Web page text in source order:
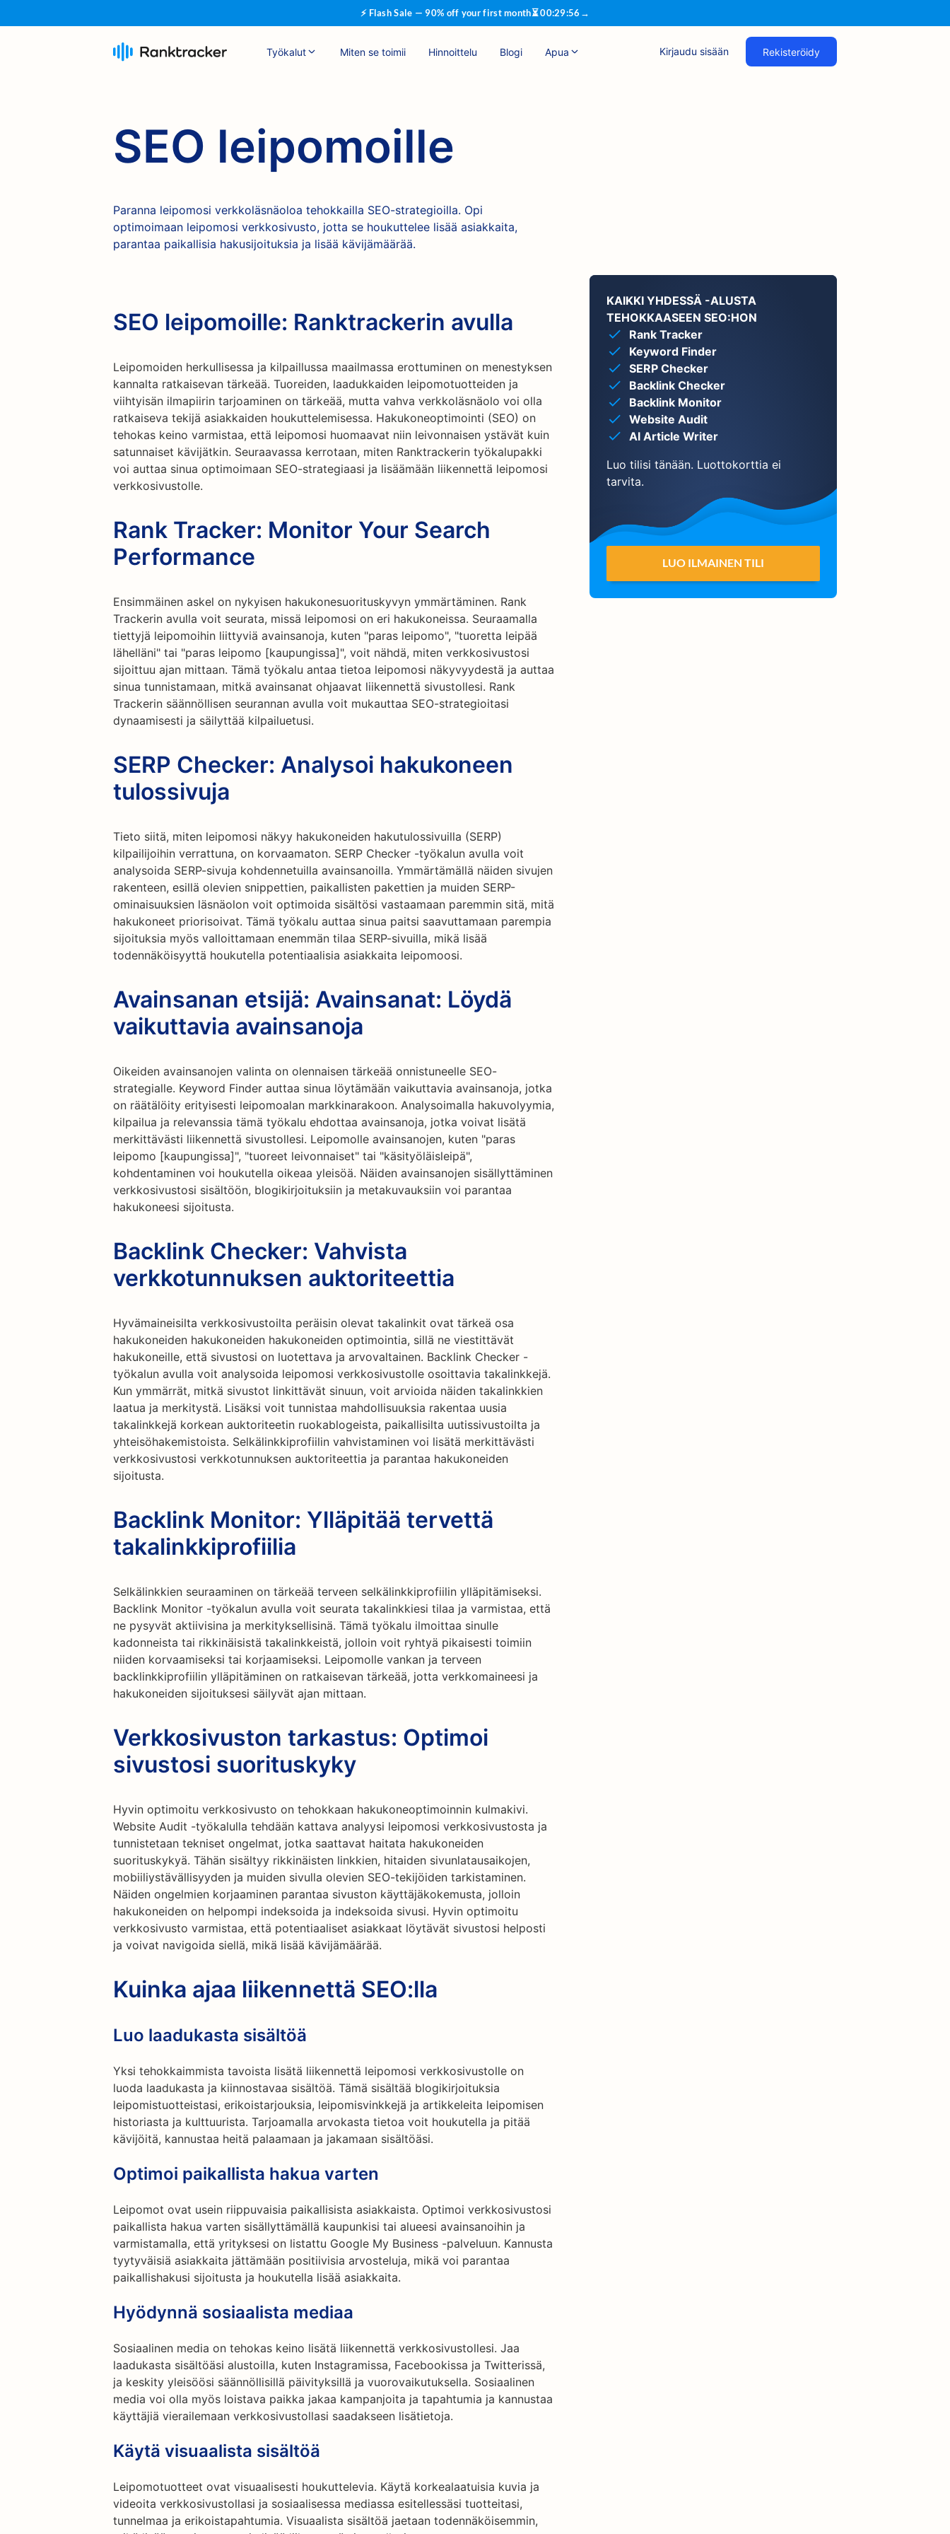
⚡ Flash Sale — 90% off your first month⏳00:29:55 →
Työkalut Miten se toimii Hinnoittelu Blogi Apua Kirjaudu sisään Rekisteröidy
SEO leipomoille
Paranna leipomosi verkkoläsnäoloa tehokkailla SEO-strategioilla. Opi
optimoimaan leipomosi verkkosivusto, jotta se houkuttelee lisää asiakkaita,
parantaa paikallisia hakusijoituksia ja lisää kävijämäärää.
SEO leipomoille: Ranktrackerin avulla
Leipomoiden herkullisessa ja kilpaillussa maailmassa erottuminen on menestyksen
kannalta ratkaisevan tärkeää. Tuoreiden, laadukkaiden leipomotuotteiden ja
viihtyisän ilmapiirin tarjoaminen on tärkeää, mutta vahva verkkoläsnäolo voi olla
ratkaiseva tekijä asiakkaiden houkuttelemisessa. Hakukoneoptimointi (SEO) on
tehokas keino varmistaa, että leipomosi huomaavat niin leivonnaisen ystävät kuin
satunnaiset kävijätkin. Seuraavassa kerrotaan, miten Ranktrackerin työkalupakki
voi auttaa sinua optimoimaan SEO-strategiaasi ja lisäämään liikennettä leipomosi
verkkosivustolle.
Rank Tracker: Monitor Your Search
Performance
Ensimmäinen askel on nykyisen hakukonesuorituskyvyn ymmärtäminen. Rank
Trackerin avulla voit seurata, missä leipomosi on eri hakukoneissa. Seuraamalla
tiettyjä leipomoihin liittyviä avainsanoja, kuten "paras leipomo", "tuoretta leipää
lähelläni" tai "paras leipomo [kaupungissa]", voit nähdä, miten verkkosivustosi
sijoittuu ajan mittaan. Tämä työkalu antaa tietoa leipomosi näkyvyydestä ja auttaa
sinua tunnistamaan, mitkä avainsanat ohjaavat liikennettä sivustollesi. Rank
Trackerin säännöllisen seurannan avulla voit mukauttaa SEO-strategioitasi
dynaamisesti ja säilyttää kilpailuetusi.
SERP Checker: Analysoi hakukoneen
tulossivuja
Tieto siitä, miten leipomosi näkyy hakukoneiden hakutulossivuilla (SERP)
kilpailijoihin verrattuna, on korvaamaton. SERP Checker -työkalun avulla voit
analysoida SERP-sivuja kohdennetuilla avainsanoilla. Ymmärtämällä näiden sivujen
rakenteen, esillä olevien snippettien, paikallisten pakettien ja muiden SERP-
ominaisuuksien läsnäolon voit optimoida sisältösi vastaamaan paremmin sitä, mitä
hakukoneet priorisoivat. Tämä työkalu auttaa sinua paitsi saavuttamaan parempia
sijoituksia myös valloittamaan enemmän tilaa SERP-sivuilla, mikä lisää
todennäköisyyttä houkutella potentiaalisia asiakkaita leipomoosi.
Avainsanan etsijä: Avainsanat: Löydä
vaikuttavia avainsanoja
Oikeiden avainsanojen valinta on olennaisen tärkeää onnistuneelle SEO-
strategialle. Keyword Finder auttaa sinua löytämään vaikuttavia avainsanoja, jotka
on räätälöity erityisesti leipomoalan markkinarakoon. Analysoimalla hakuvolyymia,
kilpailua ja relevanssia tämä työkalu ehdottaa avainsanoja, jotka voivat lisätä
merkittävästi liikennettä sivustollesi. Leipomolle avainsanojen, kuten "paras
leipomo [kaupungissa]", "tuoreet leivonnaiset" tai "käsityöläisleipä",
kohdentaminen voi houkutella oikeaa yleisöä. Näiden avainsanojen sisällyttäminen
verkkosivustosi sisältöön, blogikirjoituksiin ja metakuvauksiin voi parantaa
hakukoneesi sijoitusta.
Backlink Checker: Vahvista
verkkotunnuksen auktoriteettia
Hyvämaineisilta verkkosivustoilta peräisin olevat takalinkit ovat tärkeä osa
hakukoneiden hakukoneiden hakukoneiden optimointia, sillä ne viestittävät
hakukoneille, että sivustosi on luotettava ja arvovaltainen. Backlink Checker -
työkalun avulla voit analysoida leipomosi verkkosivustolle osoittavia takalinkkejä.
Kun ymmärrät, mitkä sivustot linkittävät sinuun, voit arvioida näiden takalinkkien
laatua ja merkitystä. Lisäksi voit tunnistaa mahdollisuuksia rakentaa uusia
takalinkkejä korkean auktoriteetin ruokablogeista, paikallisilta uutissivustoilta ja
yhteisöhakemistoista. Selkälinkkiprofiilin vahvistaminen voi lisätä merkittävästi
verkkosivustosi verkkotunnuksen auktoriteettia ja parantaa hakukoneiden
sijoitusta.
Backlink Monitor: Ylläpitää tervettä
takalinkkiprofiilia
Selkälinkkien seuraaminen on tärkeää terveen selkälinkkiprofiilin ylläpitämiseksi.
Backlink Monitor -työkalun avulla voit seurata takalinkkiesi tilaa ja varmistaa, että
ne pysyvät aktiivisina ja merkityksellisinä. Tämä työkalu ilmoittaa sinulle
kadonneista tai rikkinäisistä takalinkkeistä, jolloin voit ryhtyä pikaisesti toimiin
niiden korvaamiseksi tai korjaamiseksi. Leipomolle vankan ja terveen
backlinkkiprofiilin ylläpitäminen on ratkaisevan tärkeää, jotta verkkomaineesi ja
hakukoneiden sijoituksesi säilyvät ajan mittaan.
Verkkosivuston tarkastus: Optimoi
sivustosi suorituskyky
Hyvin optimoitu verkkosivusto on tehokkaan hakukoneoptimoinnin kulmakivi.
Website Audit -työkalulla tehdään kattava analyysi leipomosi verkkosivustosta ja
tunnistetaan tekniset ongelmat, jotka saattavat haitata hakukoneiden
suorituskykyä. Tähän sisältyy rikkinäisten linkkien, hitaiden sivunlatausaikojen,
mobiiliystävällisyyden ja muiden sivulla olevien SEO-tekijöiden tarkistaminen.
Näiden ongelmien korjaaminen parantaa sivuston käyttäjäkokemusta, jolloin
hakukoneiden on helpompi indeksoida ja indeksoida sivusi. Hyvin optimoitu
verkkosivusto varmistaa, että potentiaaliset asiakkaat löytävät sivustosi helposti
ja voivat navigoida siellä, mikä lisää kävijämäärää.
Kuinka ajaa liikennettä SEO:lla
Luo laadukasta sisältöä
Yksi tehokkaimmista tavoista lisätä liikennettä leipomosi verkkosivustolle on
luoda laadukasta ja kiinnostavaa sisältöä. Tämä sisältää blogikirjoituksia
leipomistuotteistasi, erikoistarjouksia, leipomisvinkkejä ja artikkeleita leipomisen
historiasta ja kulttuurista. Tarjoamalla arvokasta tietoa voit houkutella ja pitää
kävijöitä, kannustaa heitä palaamaan ja jakamaan sisältöäsi.
Optimoi paikallista hakua varten
Leipomot ovat usein riippuvaisia paikallisista asiakkaista. Optimoi verkkosivustosi
paikallista hakua varten sisällyttämällä kaupunkisi tai alueesi avainsanoihin ja
varmistamalla, että yrityksesi on listattu Google My Business -palveluun. Kannusta
tyytyväisiä asiakkaita jättämään positiivisia arvosteluja, mikä voi parantaa
paikallishakusi sijoitusta ja houkutella lisää asiakkaita.
Hyödynnä sosiaalista mediaa
Sosiaalinen media on tehokas keino lisätä liikennettä verkkosivustollesi. Jaa
laadukasta sisältöäsi alustoilla, kuten Instagramissa, Facebookissa ja Twitterissä,
ja keskity yleisöösi säännöllisillä päivityksillä ja vuorovaikutuksella. Sosiaalinen
media voi olla myös loistava paikka jakaa kampanjoita ja tapahtumia ja kannustaa
käyttäjiä vierailemaan verkkosivustollasi saadakseen lisätietoja.
Käytä visuaalista sisältöä
Leipomotuotteet ovat visuaalisesti houkuttelevia. Käytä korkealaatuisia kuvia ja
videoita verkkosivustollasi ja sosiaalisessa mediassa esitellessäsi tuotteitasi,
tunnelmaa ja erikoistapahtumia. Visuaalista sisältöä jaetaan todennäköisemmin,
KAIKKI YHDESSÄ -ALUSTA
TEHOKKAASEEN SEO:HON
Rank Tracker
Keyword Finder
SERP Checker
Backlink Checker
Backlink Monitor
Website Audit
AI Article Writer
Luo tilisi tänään. Luottokorttia ei
tarvita.
LUO ILMAINEN TILI